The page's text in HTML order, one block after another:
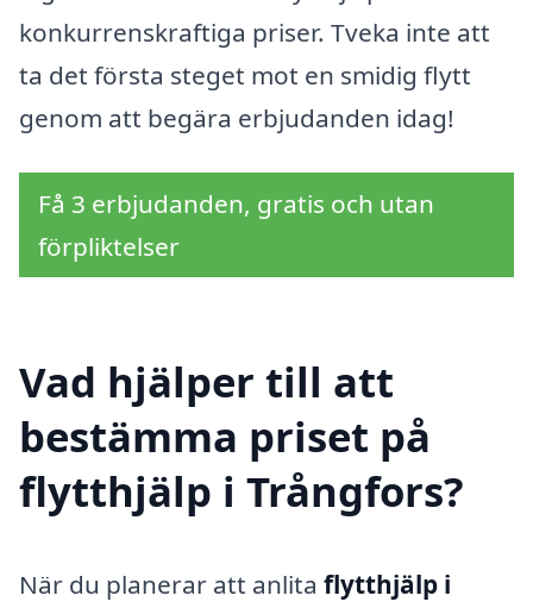
konkurrenskraftiga priser. Tveka inte att
ta det första steget mot en smidig flytt
genom att begära erbjudanden idag!
Få 3 erbjudanden, gratis och utan
förpliktelser
Vad hjälper till att
bestämma priset på
flytthjälp i Trångfors?
När du planerar att anlita flytthjälp i